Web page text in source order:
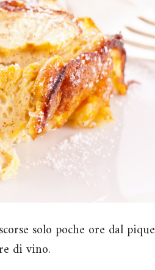
solo poche ore dal pique
di vino.